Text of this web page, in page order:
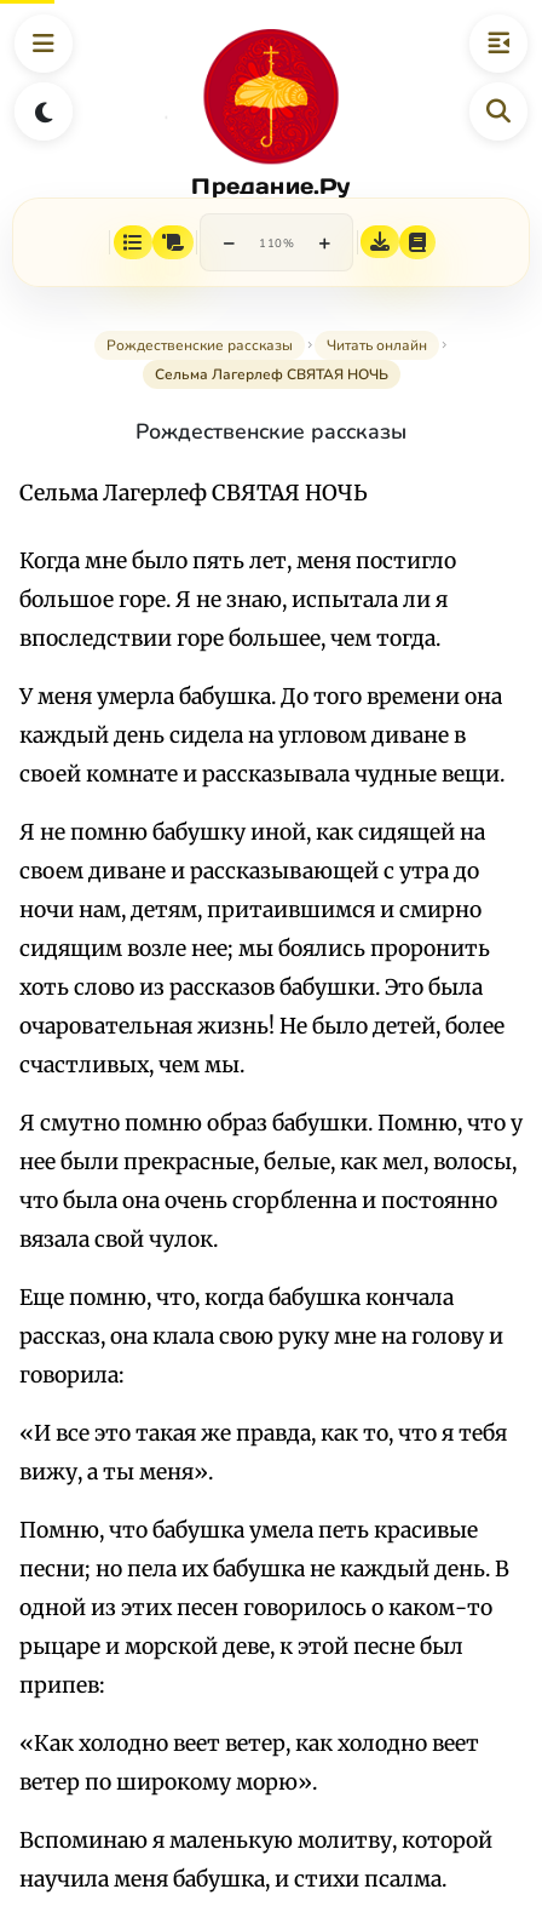
Предание.Ру
− 110% +
Рождественские рассказы
Читать онлайн
Сельма Лагерлеф СВЯТАЯ НОЧЬ
Рождественские рассказы
Сельма Лагерлеф СВЯТАЯ НОЧЬ
Когда мнe было пять лет, меня постигло
большое горе. Я не знаю, испытала ли я
впоследствии горе большее, чем тогда.
У меня умерла бабушка. До того времени она
каждый день сидела на угловом диване в
своей комнате и рассказывала чудные вещи.
Я не помню бабушку иной, как сидящей на
своем диване и рассказывающей с утра до
ночи нам, детям, притаившимся и смирно
сидящим возле нее; мы боялись проронить
хоть слово из рассказов бабушки. Это была
очаровательная жизнь! Не было детей, болee
счастливых, чем мы.
Я смутно помню образ бабушки. Помню, что у
нее были прекрасные, белые, как мел, волосы,
что была она очень сгорбленна и постоянно
вязала свой чулок.
Еще помню, что, когда бабушка кончала
рассказ, она клала свою руку мне на голову и
говорила:
«И все это такая же правда, как то, что я тебя
вижу, а ты меня».
Помню, что бабушка умела петь красивые
песни; но пела их бабушка не каждый день. В
одной из этих песен говорилось о каком-то
рыцарe и морской девe, к этой песне был
припев:
«Как холодно веет ветер, как холодно веет
ветер по широкому морю».
Вспоминаю я маленькую молитву, которой
научила меня бабушка, и стихи псалма.